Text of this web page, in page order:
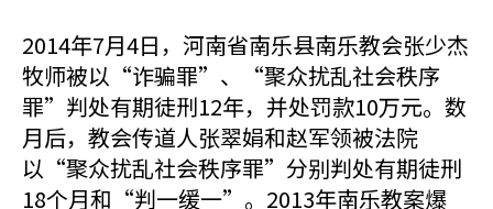
2014年7月4日，河南省南乐县南乐教会张少杰
牧师被以“诈骗罪”、“聚众扰乱社会秩序
罪”判处有期徒刑12年，并处罚款10万元。数
月后，教会传道人张翠娟和赵军领被法院
以“聚众扰乱社会秩序罪”分别判处有期徒刑
18个月和“判一缓一”。2013年南乐教案爆